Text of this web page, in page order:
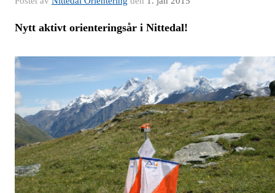
Nytt aktivt orienteringsår i Nittedal!